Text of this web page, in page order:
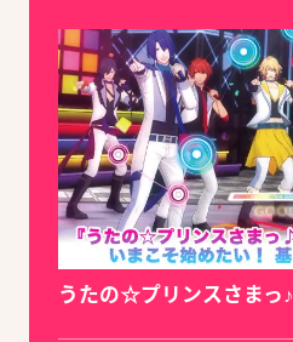
うたの☆プリンスさまっ♪